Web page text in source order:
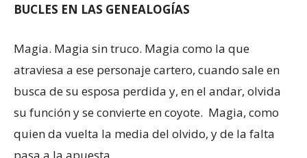
BUCLES EN LAS GENEALOGÍAS
Magia. Magia sin truco. Magia como la que
atraviesa a ese personaje cartero, cuando sale en
busca de su esposa perdida y, en el andar, olvida
su función y se convierte en coyote. Magia, como
quien da vuelta la media del olvido, y de la falta
pasa a la apuesta.